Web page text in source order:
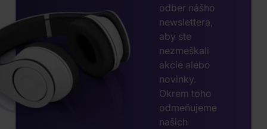
odber nášho
newslettera,
aby ste
nezmeškali
akcie alebo
novinky.
Okrem toho
odmeňujeme
našich